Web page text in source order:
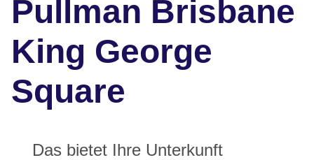
Pullman Brisbane
King George
Square
Das bietet Ihre Unterkunft